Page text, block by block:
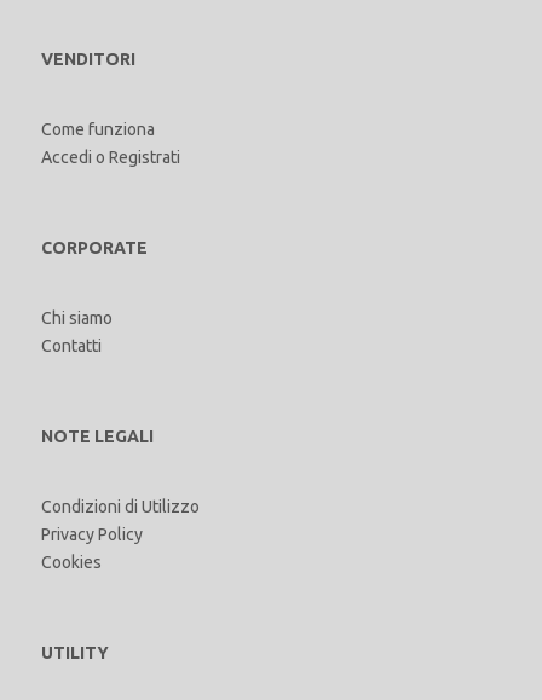
VENDITORI
Come funziona
Accedi o Registrati
CORPORATE
Chi siamo
Contatti
NOTE LEGALI
Condizioni di Utilizzo
Privacy Policy
Cookies
UTILITY